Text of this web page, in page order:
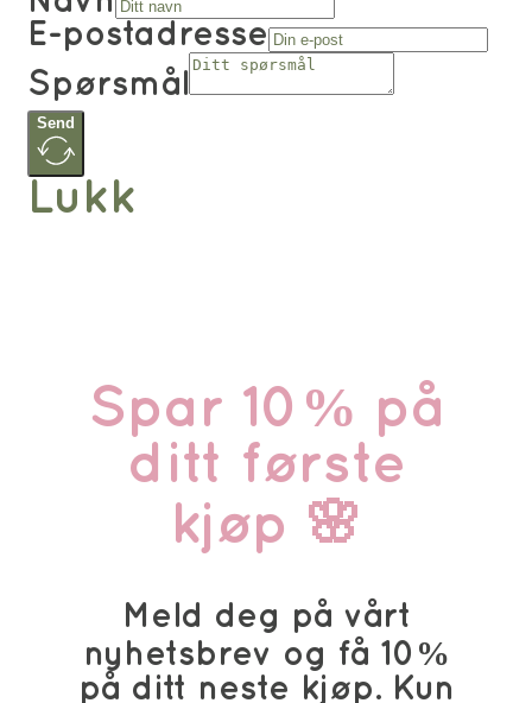
E-postadresse
Spørsmål
Send
Lukk
Spar 10% på
ditt første
kjøp 🌸
Meld deg på vårt
nyhetsbrev og få 10%
på ditt neste kjøp. Kun